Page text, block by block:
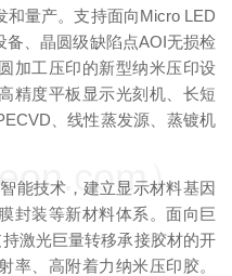
和量产。支持面向Micro LED
、晶圆级缺陷点AOI无损检
加工压印的新型纳米压印设
精度平板显示光刻机、长短
、线性蒸发源、蒸镀机
能技术，建立显示材料基因
封装等新材料体系。面向巨
激光巨量转移承接胶材的开
率、高附着力纳米压印胶。
）